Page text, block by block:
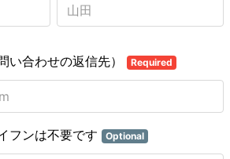
い合わせの返信先） Required
フンは不要です Optional